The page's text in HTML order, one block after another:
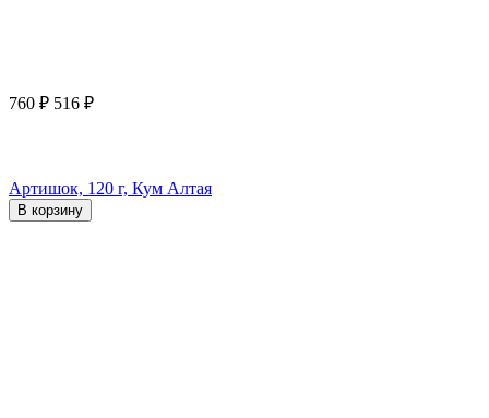
760 ₽ 516 ₽
Артишок, 120 г, Кум Алтая
В корзину